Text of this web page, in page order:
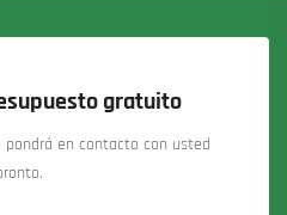
gratuito
en contacto con usted